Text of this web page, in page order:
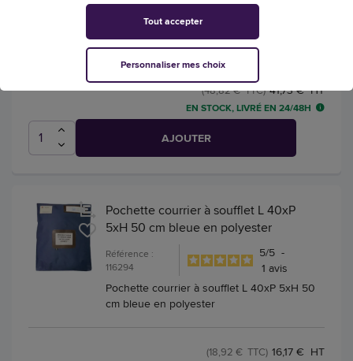
Référence : 113165
Étiquettes d'affranchissement 2 étiquettes
par planche 175x45mm
41,73 € HT
(48,82 € TTC)
EN STOCK, LIVRÉ EN 24/48H
AJOUTER
Pochette courrier à soufflet L 40xP
5xH 50 cm bleue en polyester
Référence :
116294
5/5 -
1 avis
Pochette courrier à soufflet L 40xP 5xH 50
cm bleue en polyester
16,17 € HT
(18,92 € TTC)
Personnaliser mes choix
Tout accepter